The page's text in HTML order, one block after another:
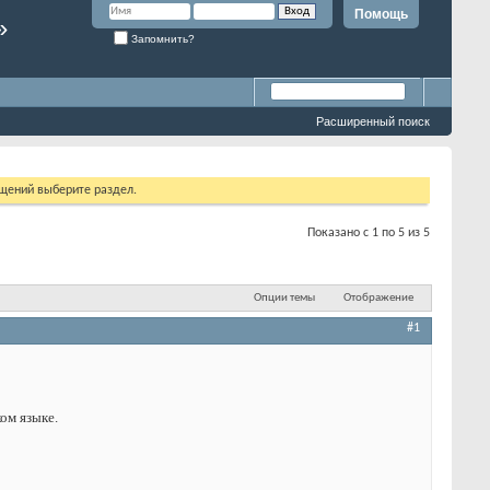
Помощь
Запомнить?
Расширенный поиск
выберите раздел.
Показано с 1 по 5 из 5
Опции темы Отображение
#1
языке.